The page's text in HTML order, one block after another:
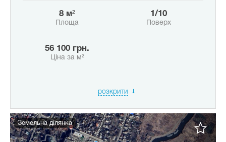
8 м²
Площа
1/10
Поверх
56 100 грн.
Ціна за м²
розкрити
Земельна ділянка